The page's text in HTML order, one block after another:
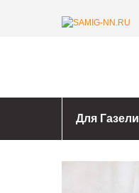
Для Газели